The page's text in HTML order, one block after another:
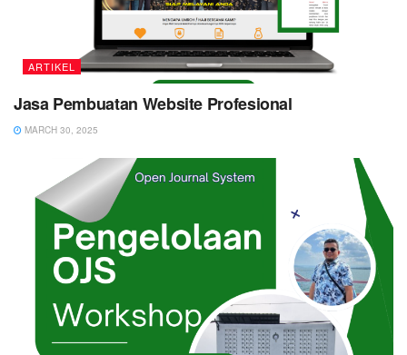
ARTIKEL
Jasa Pembuatan Website Profesional
MARCH 30, 2025